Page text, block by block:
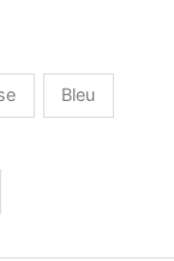
Bleu